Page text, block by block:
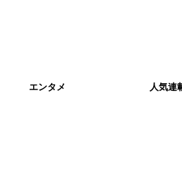
エンタメ 人気連